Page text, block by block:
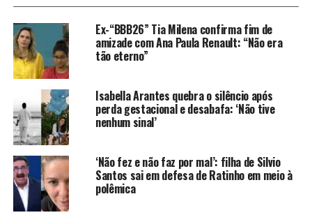
Tony Ramos
Ao tomar conhecimento do vídeo, Tony Ramos entrou
em contato com a emissora para investigar o caso. A
Globo iniciou medidas para tentar remover o conteúdo
das plataformas digitais. A apresentadoraAna Maria
Bragatambém foi alvo de golpes semelhantes, com
vídeos falsos que usavam sua imagem para divulgar
produtos estéticos.
A assessoria do ator confirmou que ele nunca participou
de campanhas publicitárias sem contrato formal. Em
entrevista, Tony afirmou:
Ex-“BBB26” Tia Milena confirma fim de
amizade com Ana Paula Renault: “Não era
tão eterno”
Isabella Arantes quebra o silêncio após
perda gestacional e desabafa: ‘Não tive
nenhum sinal’
‘Não fez e não faz por mal’: filha de Silvio
Santos sai em defesa de Ratinho em meio à
polêmica